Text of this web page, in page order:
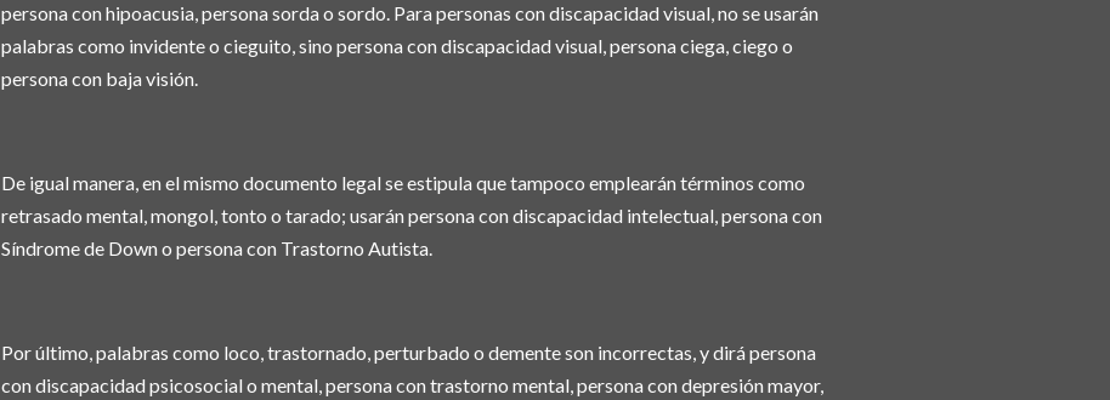
persona con hipoacusia, persona sorda o sordo. Para personas con discapacidad visual, no se usarán
palabras como invidente o cieguito, sino persona con discapacidad visual, persona ciega, ciego o
persona con baja visión.
De igual manera, en el mismo documento legal se estipula que tampoco emplearán términos como
retrasado mental, mongol, tonto o tarado; usarán persona con discapacidad intelectual, persona con
Síndrome de Down o persona con Trastorno Autista.
Por último, palabras como loco, trastornado, perturbado o demente son incorrectas, y dirá persona
con discapacidad psicosocial o mental, persona con trastorno mental, persona con depresión mayor,